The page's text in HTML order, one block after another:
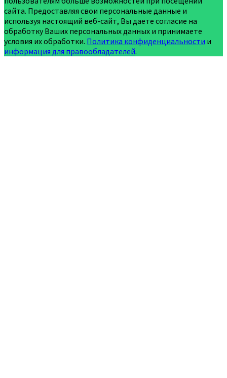
сайта. Предоставляя свои персональные данные и
используя настоящий веб-сайт, Вы даете согласие на
обработку Ваших персональных данных и принимаете
условия их обработки. Политика конфиденциальности и
информация для правообладателей.